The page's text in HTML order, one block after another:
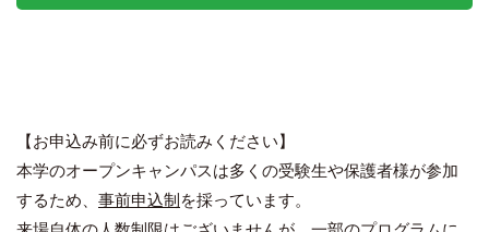
【お申込み前に必ずお読みください】
本学のオープンキャンパスは多くの受験生や保護者様が参加
するため、 事前申込制 を採っています。